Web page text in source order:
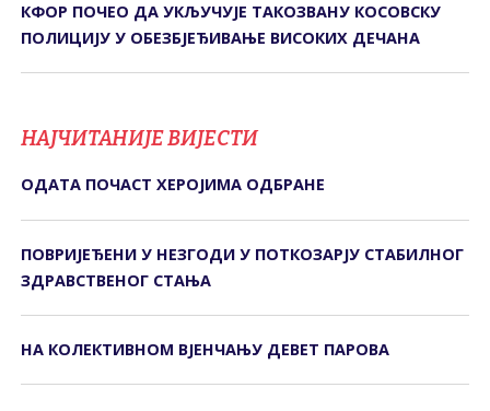
КФОР ПОЧЕО ДА УКЉУЧУЈЕ ТАКОЗВАНУ КОСОВСКУ
ПОЛИЦИЈУ У ОБЕЗБЈЕЂИВАЊЕ ВИСОКИХ ДЕЧАНА
НАЈЧИТАНИЈЕ ВИЈЕСТИ
ОДАТА ПОЧАСТ ХЕРОЈИМА ОДБРАНЕ
ПОВРИЈЕЂЕНИ У НЕЗГОДИ У ПОТКОЗАРЈУ СTАБИЛНОГ
ЗДРАВСTВЕНОГ СTАЊА
НА КОЛЕКТИВНОМ ВЈЕНЧАЊУ ДЕВЕТ ПАРОВА